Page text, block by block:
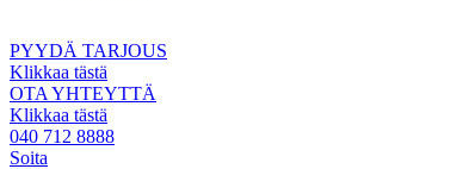
PYYDÄ TARJOUS
Klikkaa tästä
OTA YHTEYTTÄ
Klikkaa tästä
040 712 8888
Soita